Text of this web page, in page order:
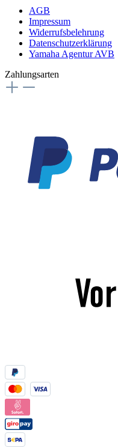
AGB
Impressum
Widerrufsbelehrung
Datenschutzerklärung
Yamaha Agentur AVB
Zahlungsarten